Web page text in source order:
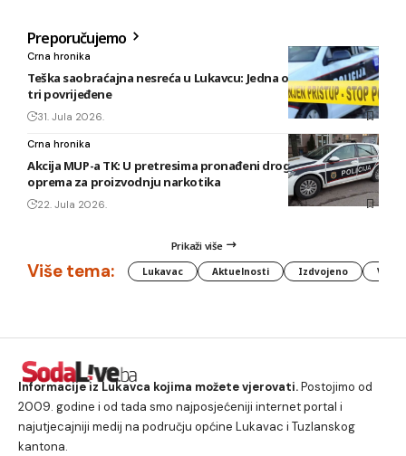
Preporučujemo
Crna hronika
Teška saobraćajna nesreća u Lukavcu: Jedna osoba poginula,
tri povrijeđene
31. Jula 2026.
Crna hronika
Akcija MUP-a TK: U pretresima pronađeni droga, oružje i
oprema za proizvodnju narkotika
22. Jula 2026.
Prikaži više
Više tema: Lukavac Aktuelnosti Izdvojeno
Informacije iz Lukavca kojima možete vjerovati.Postojimo od
2009. godine i od tada smo najposjećeniji internet portal i
najutjecajniji medij na području općine Lukavac i Tuzlanskog
kantona.